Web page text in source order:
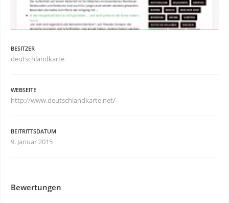
BESITZER
deutschlandkarte
WEBSEITE
http://www.deutschlandkarte.net/
BEITRITTSDATUM
9. Januar 2015
Bewertungen